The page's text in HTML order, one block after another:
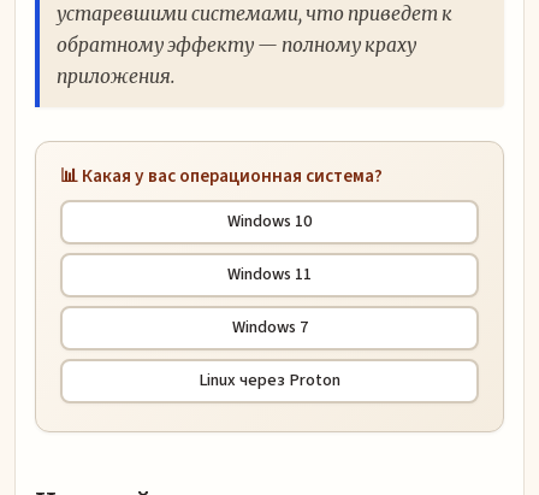
устаревшими системами, что приведет к
обратному эффекту — полному краху
приложения.
📊 Какая у вас операционная система?
Windows 10
Windows 11
Windows 7
Linux через Proton